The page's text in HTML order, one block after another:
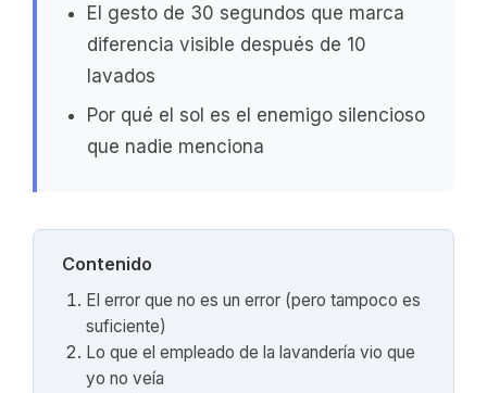
El gesto de 30 segundos que marca
diferencia visible después de 10
lavados
Por qué el sol es el enemigo silencioso
que nadie menciona
Contenido
El error que no es un error (pero tampoco es
suficiente)
Lo que el empleado de la lavandería vio que
yo no veía